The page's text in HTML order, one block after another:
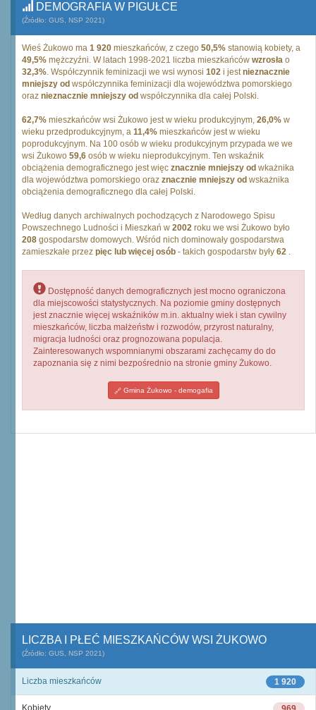
DEMOGRAFIA W PIGUŁCE
(Źródło: GUS, NSP 2021)
Wieś Żukowo ma 1 920 mieszkańców, z czego 50,5% stanowią kobiety, a
49,5% mężczyźni. W latach 1998-2021 liczba mieszkańców wzrosła o
32,3%. Współczynnik feminizacji we wsi wynosi 102 i jestnieznacznie
mniejszy od współczynnika feminizacji dla województwa pomorskiego
oraz nieznacznie mniejszy od współczynnika dla całej Polski.
62,7% mieszkańców wsi Żukowo jest w wieku produkcyjnym, 26,0% w
wieku przedprodukcyjnym, a 11,4% mieszkańców jest w wieku
poprodukcyjnym. Na 100 osób w wieku produkcyjnym przypada we we
wsi Żukowo 59,6 osób w wieku nieprodukcyjnym. Ten wskaźnik
obciążenia demograficznego jest więc znacznie mniejszy od wkażnika
dla województwa pomorskiego oraz znacznie mniejszy od wskażnika
obciążenia demograficznego dla całej Polski.
Według danych archiwalnych pochodzących z Narodowego Spisu
Powszechnego Ludności i Mieszkań w 2002 roku we wsi Żukowo było
208 gospodarstw domowych. Wśród nich dominowały gospodarstwa
zamieszkałe przez pięc lub więcej osób - takich gospodarstw były 62 .
Dostępność danych demograficznych jest mocno ograniczona
dla miejscowości statystycznych. Na poziomie gminy dostępnych
jest znacznie więcej wskaźników m.in. aktualny wiek i stan cywilny
mieszkańców, liczba małżeństw i rozwodów, przyrost naturalny,
migracja ludności oraz prognozowana populacja.
Zainteresowanych wspomnianymi obszarami zachęcamy do do
zapoznania się z nimi bezpośrednio na stronie gminy Żukowo.
Gmina Żukowo - demogafia
LICZBA I PŁEĆ MIESZKAŃCÓW WSI ŻUKOWO
(Źródło: GUS, NSP 2021)
1 920
Liczba mieszkańców
Kobiety